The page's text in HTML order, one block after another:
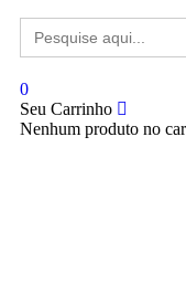
Search
for:
0
Seu Carrinho
Nenhum produto no